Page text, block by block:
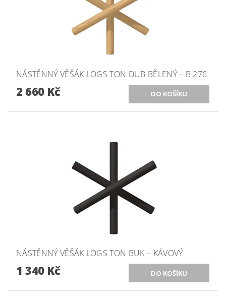
NÁSTĚNNÝ VĚŠÁK LOGS TON DUB BĚLENÝ – B 276
2 660 Kč
NÁSTĚNNÝ VĚŠÁK LOGS TON BUK – KÁVOVÝ
1 340 Kč